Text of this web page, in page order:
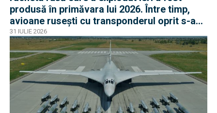
produsă în primăvara lui 2026. Între timp,
avioane rusești cu transponderul oprit s-au
apropiat de frontiera Poloniei
31 IULIE 2026